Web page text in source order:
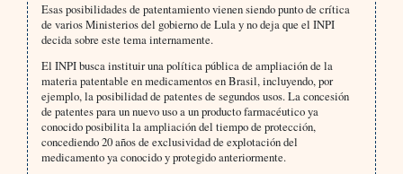
Esas posibilidades de patentamiento vienen siendo punto de crítica
de varios Ministerios del gobierno de Lula y no deja que el INPI
decida sobre este tema internamente.
El INPI busca instituir una política pública de ampliación de la
materia patentable en medicamentos en Brasil, incluyendo, por
ejemplo, la posibilidad de patentes de segundos usos. La concesión
de patentes para un nuevo uso a un producto farmacéutico ya
conocido posibilita la ampliación del tiempo de protección,
concediendo 20 años de exclusividad de explotación del
medicamento ya conocido y protegido anteriormente.